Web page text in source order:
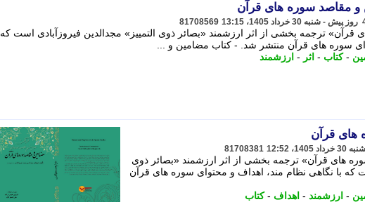
و مقاصد سوره های قرآن
13:15
81708569
ترجمه بخشی از اثر ارزشمند «بصائر ذوی التمییز» مجدالدین فیروزآبادی است که
سوره های قرآن منتشر شد. - کتاب مضامین و ...
-کتاب - اثر - ارزشمند
های قرآن
81708381
های قرآن» ترجمه بخشی از اثر ارزشمند «بصائر ذوی
که با نگاهی نظام مند، اهداف و محتوای سوره های قرآن
- ارزشمند - اهداف -کتاب